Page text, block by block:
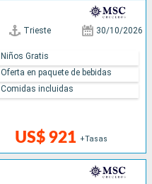
Trieste 30/10/2026
US$ 921 +Tasas
Niños Gratis
Oferta en paquete de bebidas
Comidas incluidas